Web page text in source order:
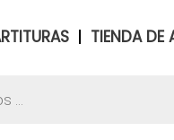
TIENDA DE